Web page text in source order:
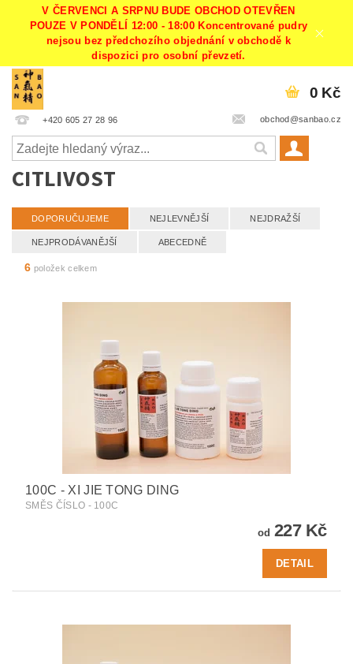
V ČERVENCI A SRPNU BUDE OBCHOD OTEVŘEN
POUZE V PONDĚLÍ 12:00 - 18:00 Koncentrované pudry
nejsou bez předchozího objednání v obchodě k
dispozici pro osobní převzetí.
+420 605 27 28 96 obchod@sanbao.cz
0 Kč
CITLIVOST
DOPORUČUJEME NEJLEVNĚJŠÍ NEJDRAŽŠÍ
NEJPRODÁVANĚJŠÍ ABECEDNĚ
6 položek celkem
100C - XI JIE TONG DING
SMĚS ČÍSLO - 100C
od 227 Kč
DETAIL